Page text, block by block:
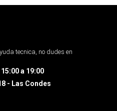
tecnica, no dudes en
a 19:00
- Las Condes